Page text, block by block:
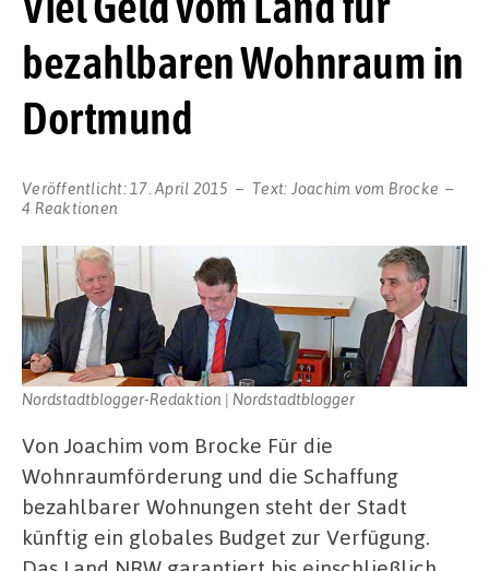
bezahlbaren Wohnraum in
Dortmund
Veröffentlicht: 17. April 2015 Text: Joachim vom Brocke
4 Reaktionen
Nordstadtblogger-Redaktion | Nordstadtblogger
Von Joachim vom Brocke Für die
Wohnraumförderung und die Schaffung
bezahlbarer Wohnungen steht der Stadt
künftig ein globales Budget zur Verfügung.